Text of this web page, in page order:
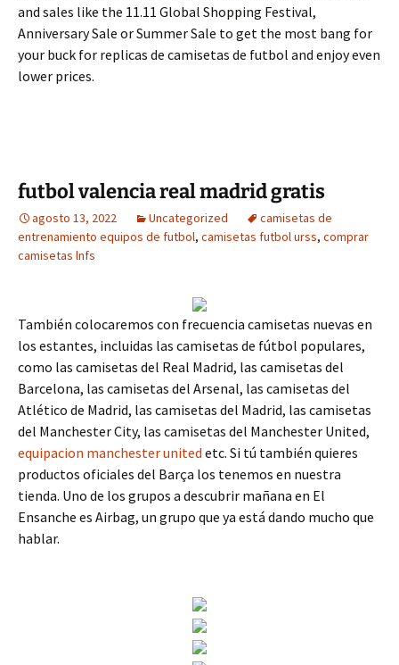
and sales like the 11.11 Global Shopping Festival,
Anniversary Sale or Summer Sale to get the most bang for
your buck for replicas de camisetas de futbol and enjoy even
lower prices.
futbol valencia real madrid gratis
agosto 13, 2022 Uncategorized
camisetas de
entrenamiento equipos de futbol, camisetas futbol urss, comprar
camisetas lnfs
También colocaremos con frecuencia camisetas nuevas en
los estantes, incluidas las camisetas de fútbol populares,
como las camisetas del Real Madrid, las camisetas del
Barcelona, las camisetas del Arsenal, las camisetas del
Atlético de Madrid, las camisetas del Madrid, las camisetas
del Manchester City, las camisetas del Manchester United,
equipacion manchester united etc. Si tú también quieres
productos oficiales del Barça los tenemos en nuestra
tienda. Uno de los grupos a descubrir mañana en El
Ensanche es Airbag, un grupo que ya está dando mucho que
hablar.